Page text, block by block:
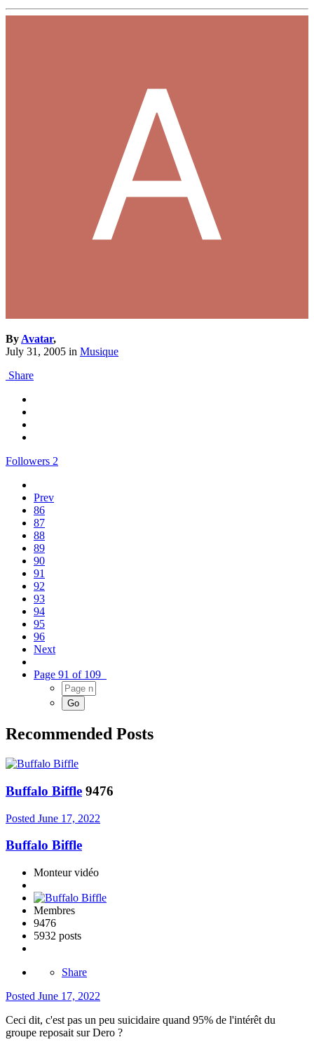
ByAvatar,
July 31, 2005 in Musique
Share
Followers 2
Prev
86
87
88
89
90
91
92
93
94
95
96
Next
Page 91 of 109
Recommended Posts
Buffalo Biffle 9476
Posted June 17, 2022
Buffalo Biffle
Monteur vidéo
Membres
9476
5932 posts
Share
Posted June 17, 2022
Ceci dit, c'est pas un peu suicidaire quand 95% de l'intérêt du
groupe reposait sur Dero ?